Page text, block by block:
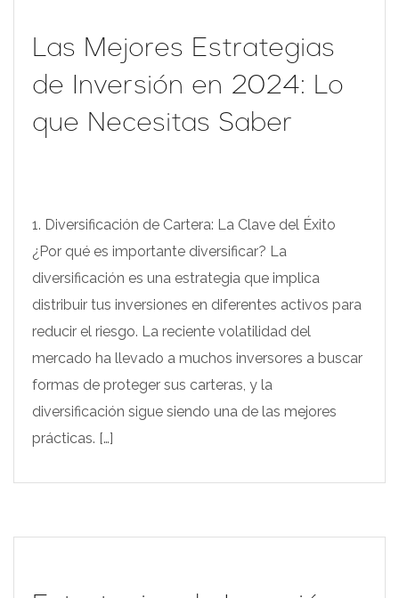
Las Mejores Estrategias
de Inversión en 2024: Lo
que Necesitas Saber
1. Diversificación de Cartera: La Clave del Éxito
¿Por qué es importante diversificar? La
diversificación es una estrategia que implica
distribuir tus inversiones en diferentes activos para
reducir el riesgo. La reciente volatilidad del
mercado ha llevado a muchos inversores a buscar
formas de proteger sus carteras, y la
diversificación sigue siendo una de las mejores
prácticas. […]